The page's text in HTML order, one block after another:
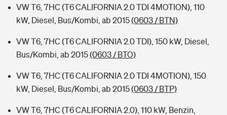
Tools
Kinderunfall-Check: Mehr Sicherheit für deine Kids
Sie haben Fragen?
VW T6, 7HC (T6 CALIFORNIA 2.0 TDI 4MOTION), 110
kW, Diesel, Bus/Kombi, ab 2015(0603 / BTN)
VW T6, 7HC (T6 CALIFORNIA 2.0 TDI), 150 kW, Diesel,
Bus/Kombi, ab 2015(0603 / BTO)
VW T6, 7HC (T6 CALIFORNIA 2.0 TDI 4MOTION), 150
kW, Diesel, Bus/Kombi, ab 2015(0603 / BTP)
VW T6, 7HC (T6 CALIFORNIA 2.0), 110 kW, Benzin,